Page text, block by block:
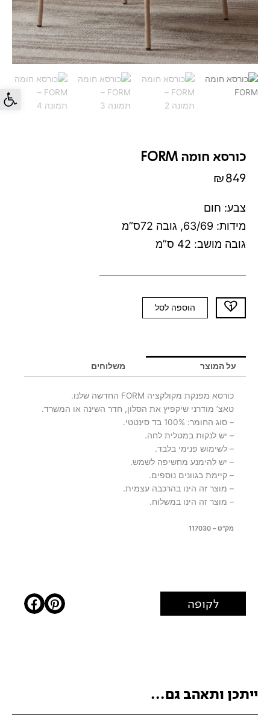
פתח
כורסא חומה FORM
₪849
צבע: חום
מידות: 63/69, גובה 72ס”מ
גובה מושב: 42 ס”מ
כמות
של
FORM
הוספה לסל
על המוצר משלוחים
כורסא מפנקת מקולקציה FORM החדשה שלנו.
טאצ’ מודרני שיקפיץ את הסלון, חדר השינה או המשרד.
– סוג החומר: 100% בד סינטטי.
– יש לנקות במטלית לחה.
– לשימוש פנימי בלבד.
– יש להימנע מחשיפה לשמש.
– קיימת בגוונים נוספים.
– מוצר זה הינו בהרכבה עצמית.
– מוצר זה הינו במשלוח.
מק"ט – 117030
לקופה
ייתכן ותאהב גם...